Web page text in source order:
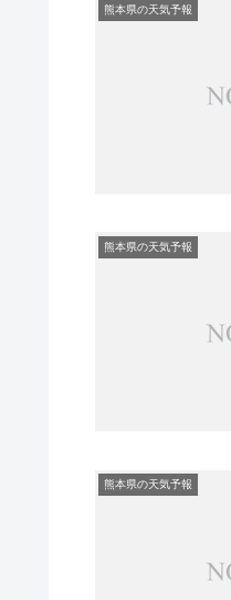
熊本県の天気予報
熊本県の天気予報
熊本県の天気予報